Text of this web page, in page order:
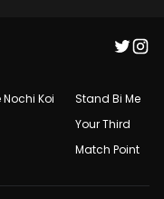
Nochi Koi
Stand Bi Me
Your Third
Match Point